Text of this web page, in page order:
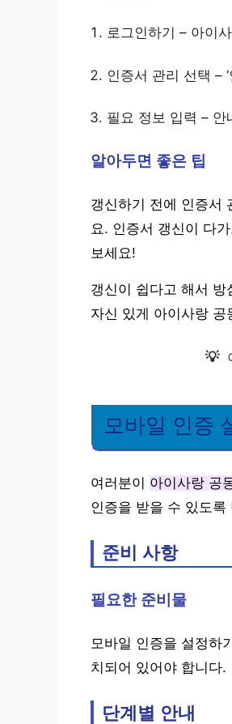
로그인하기 – 아이
인증서 관리 선택 –
필요 정보 입력 –
알아두면 좋은 팁
갱신하기 전에 인증서
요. 인증서 갱신이 다
보세요!
갱신이 쉽다고 해서 방
자신 있게 아이사랑 공
💡
모바일 인증
여러분이 아이사랑 공
인증을 받을 수 있도
준비 사항
필요한 준비물
모바일 인증을 설정하
치되어 있어야 합니다.
단계별 안내